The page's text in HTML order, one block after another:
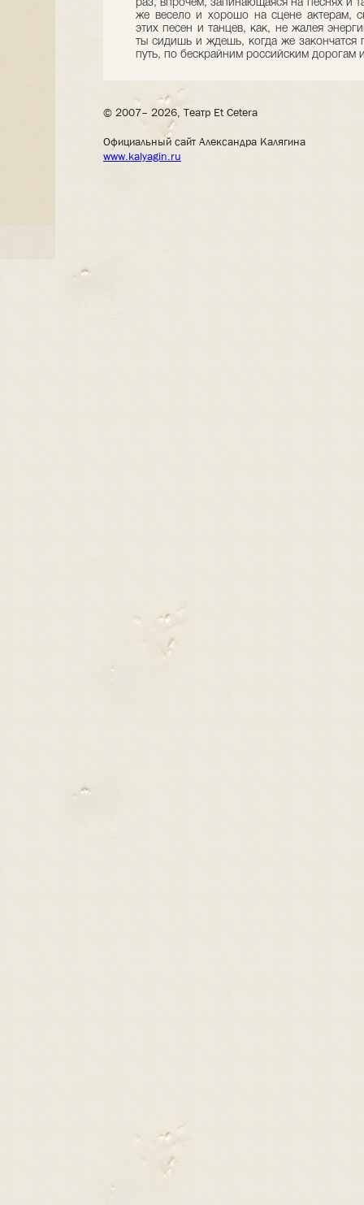
раз, впрочем, запинающаяся на песнях и
же весело и хорошо на сцене актерам,
этих песен и танцев, как, не жалея
ты сидишь и ждешь, когда же закончатся
путь, по бескрайним российским
© 2007– 2026, Театр Et Cetera
Официальный сайт Александра Калягина
www.kalyagin.ru